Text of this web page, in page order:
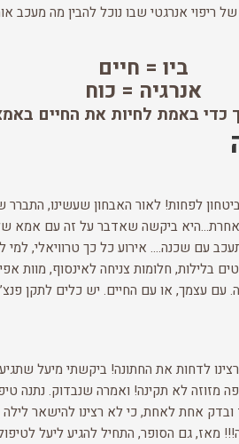
ריפוי אנרגטי שבו נוכל להבין מה מעכב
ביו = חיים
אנרגיה = כוח
באמת לחיות את החיים
לפחות! לאור האבחון שעשינו,
אחרת…היא ביקשה שאדבר על זה עם אמא
היום, כשהאמא נאלצה להתעכב עם שכנה…. אירוע כל
חלומות צניחה לאינסוף, מוות
עצמך, או עם החיים. יש כלים לתקן
רצינו לדחות את החתונה! ביקשתי מיעל
לא תקינה! ואמרה שנבדוק. נתנה
אחת לאחת, כי לא רצינו להישאר
גם הסופר, התחיל להגיע ליעל